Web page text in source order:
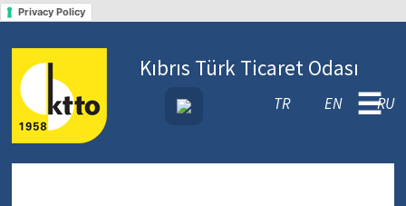
Privacy Policy
Kıbrıs Türk Ticaret Odası
TR EN RU
☰